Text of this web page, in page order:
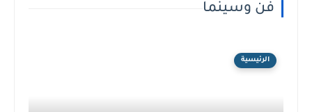
فن وسينما
الرئيسية